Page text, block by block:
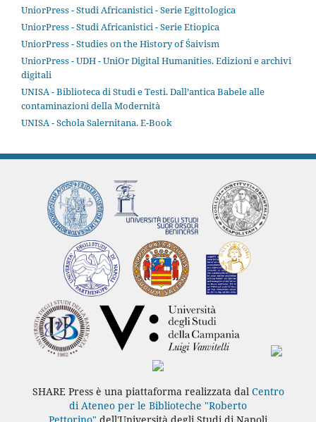
UniorPress - Studi Africanistici - Serie Egittologica
UniorPress - Studi Africanistici - Serie Etiopica
UniorPress - Studies on the History of Śaivism
UniorPress - UDH - UniOr Digital Humanities. Edizioni e archivi
digitali
UNISA - Biblioteca di Studi e Testi. Dall’antica Babele alle
contaminazioni della Modernità
UNISA - Schola Salernitana. E-Book
SHARE Press è una piattaforma realizzata dal Centro
di Ateneo per le Biblioteche "Roberto
Pettorino" dell'Università degli Studi di Napoli